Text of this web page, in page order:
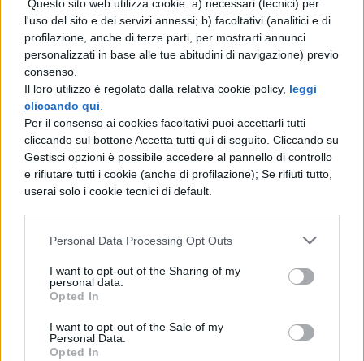
Questo sito web utilizza cookie: a) necessari (tecnici) per
l'uso del sito e dei servizi annessi; b) facoltativi (analitici e di
profilazione, anche di terze parti, per mostrarti annunci
personalizzati in base alle tue abitudini di navigazione) previo
consenso.
Il loro utilizzo è regolato dalla relativa cookie policy, leggi
cliccando qui
Per il consenso ai cookies facoltativi puoi accettarli tutti
cliccando sul bottone Accetta tutti qui di seguito. Cliccando su
Gestisci opzioni è possibile accedere al pannello di controllo
e rifiutare tutti i cookie (anche di profilazione); Se rifiuti tutto,
userai solo i cookie tecnici di default.
Personal Data Processing Opt Outs
I want to opt-out of the Sharing of my
personal data.
Opted In
I want to opt-out of the Sale of my
Personal Data.
Opted In
Classi NON Campione, prove di
Italiano e Matematica: da lunedì 10
maggio 2021 a venerdì 28 maggio
2021
V secondaria di secondo grado (prova
al computer – CBT)
Sessione ordinaria Classi Campione,
(lettura e ascolto): martedì 2, mercoledì
Per la sessione ordinaria Classi NON